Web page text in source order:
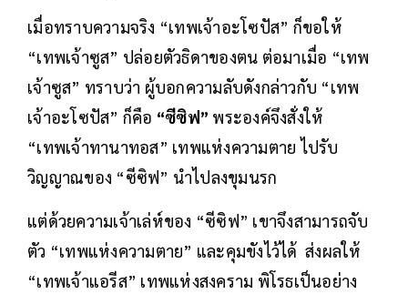
เมื่อทราบความจริง “เทพเจ้าอะโซปัส” ก็ขอให้
“เทพเจ้าซูส” ปล่อยตัวธิดาของตน ต่อมาเมื่อ “เทพ
เจ้าซูส” ทราบว่า ผู้บอกความลับดังกล่าวกับ “เทพ
เจ้าอะโซปัส” ก็คือ “ซีซิฟ” พระองค์จึงสั่งให้
“เทพเจ้าทานาทอส” เทพแห่งความตาย ไปรับ
วิญญาณของ “ซีซิฟ” นำไปลงขุมนรก
แต่ด้วยความเจ้าเล่ห์ของ “ซีซิฟ” เขาจึงสามารถจับ
ตัว “เทพแห่งความตาย” และคุมขังไว้ได้ ส่งผลให้
“เทพเจ้าแอรีส” เทพแห่งสงคราม พิโรธเป็นอย่าง